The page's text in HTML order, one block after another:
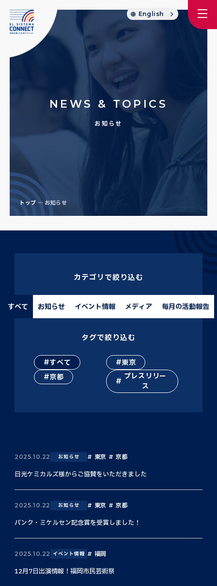
English
NEWS & TOPICS
お知らせ
トップ お知らせ
カテゴリで絞り込む
すべて お知らせ イベント情報 メディア 毎月の活動報告
タグで絞り込む
すべて
東京
京都
プレスリリー
ス
2025.10.22 お知らせ 東京 京都
日光ケミカルズ様からご協賛をいただきました
2025.10.22 お知らせ 東京 京都
バンク・ミケルセン記念賞を受賞しました！
2025.10.22 イベント情報 福岡
12月7日出演情報！福岡市民芸術祭